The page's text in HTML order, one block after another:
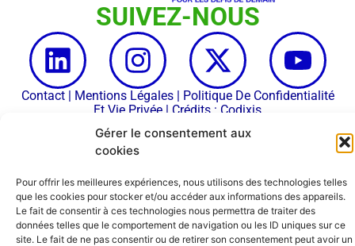
Gérer le consentement aux
cookies
Pour offrir les meilleures expériences, nous utilisons des technologies telles
que les cookies pour stocker et/ou accéder aux informations des appareils.
Le fait de consentir à ces technologies nous permettra de traiter des
données telles que le comportement de navigation ou les ID uniques sur ce
site. Le fait de ne pas consentir ou de retirer son consentement peut avoir un
SUIVEZ-NOUS
Contact| Mentions Légales| Politique De Confidentialité
Et Vie Privée | Crédits : Codixis